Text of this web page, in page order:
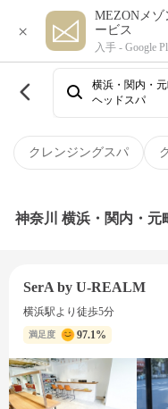
×
MEZONメ
ービス
入手 - Google
クレンジングスパ
横浜・関内・
ヘッドスパ
神奈川 横浜・関内・元
SerA by U-REALM
横浜駅より徒歩5分
満足度 97.1%